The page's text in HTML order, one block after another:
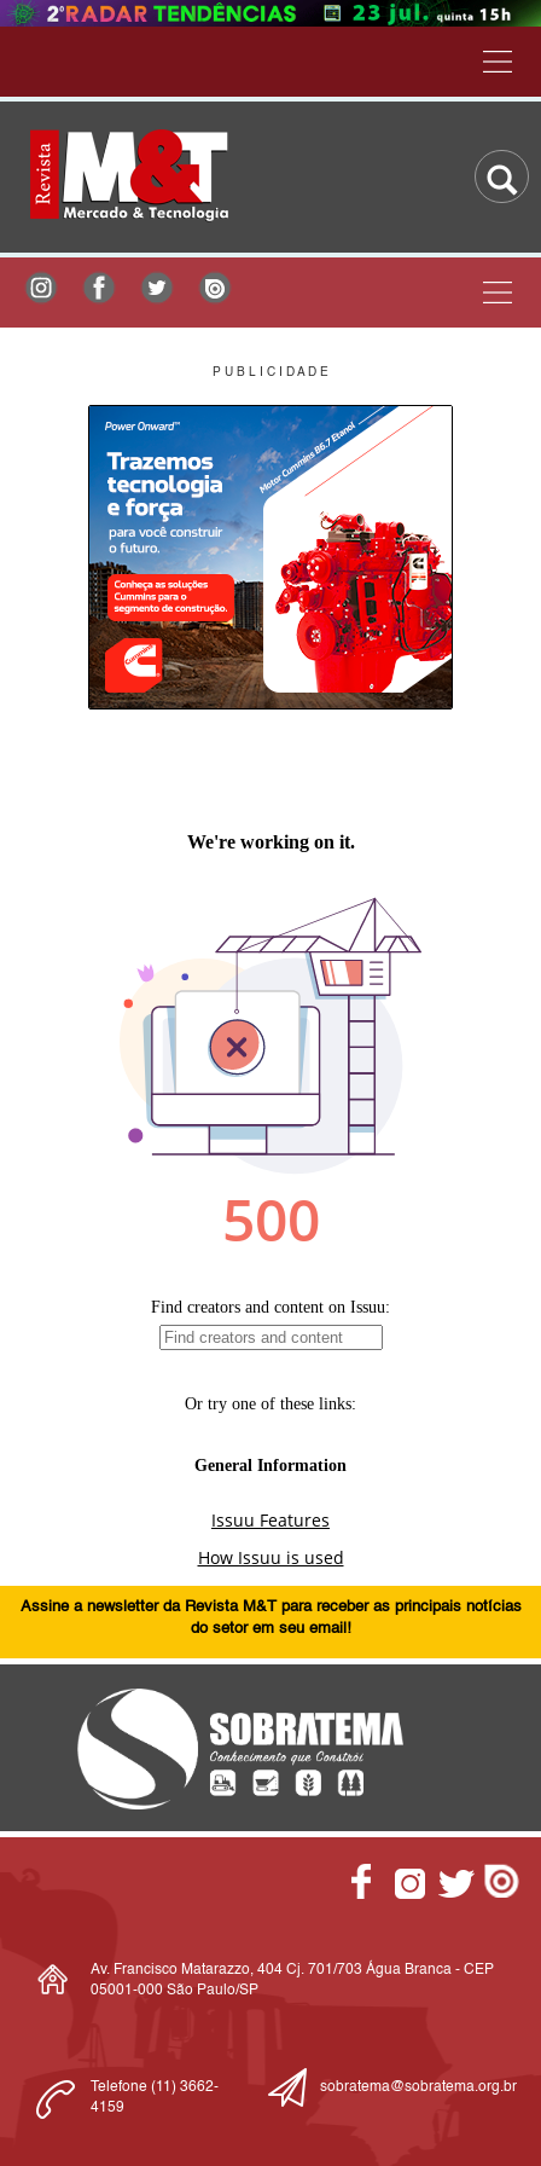
P U B L I C I D A D E
Assine a newsletter da Revista M&T para receber as principais notícias
do setor em seu email!
Av. Francisco Matarazzo, 404 Cj. 701/703 Água Branca - CEP
05001-000 São Paulo/SP
Telefone (11) 3662-
4159
sobratema@sobratema.org.br